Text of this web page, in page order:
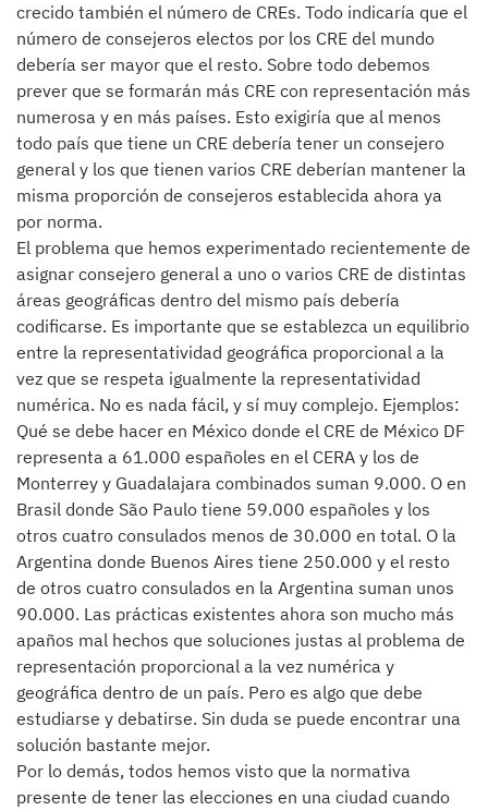
crecido también el número de CREs. Todo indicaría que el
número de consejeros electos por los CRE del mundo
debería ser mayor que el resto. Sobre todo debemos
prever que se formarán más CRE con representación más
numerosa y en más países. Esto exigiría que al menos
todo país que tiene un CRE debería tener un consejero
general y los que tienen varios CRE deberían mantener la
misma proporción de consejeros establecida ahora ya
por norma.
El problema que hemos experimentado recientemente de
asignar consejero general a uno o varios CRE de distintas
áreas geográficas dentro del mismo país debería
codificarse. Es importante que se establezca un equilibrio
entre la representatividad geográfica proporcional a la
vez que se respeta igualmente la representatividad
numérica. No es nada fácil, y sí muy complejo. Ejemplos:
Qué se debe hacer en México donde el CRE de México DF
representa a 61.000 españoles en el CERA y los de
Monterrey y Guadalajara combinados suman 9.000. O en
Brasil donde São Paulo tiene 59.000 españoles y los
otros cuatro consulados menos de 30.000 en total. O la
Argentina donde Buenos Aires tiene 250.000 y el resto
de otros cuatro consulados en la Argentina suman unos
90.000. Las prácticas existentes ahora son mucho más
apaños mal hechos que soluciones justas al problema de
representación proporcional a la vez numérica y
geográfica dentro de un país. Pero es algo que debe
estudiarse y debatirse. Sin duda se puede encontrar una
solución bastante mejor.
Por lo demás, todos hemos visto que la normativa
presente de tener las elecciones en una ciudad cuando